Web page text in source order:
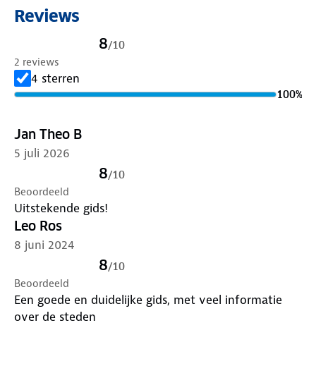
Reviews
8/10
2 reviews
4 sterren
100%
Jan Theo B
5 juli 2026
8/10
Beoordeeld
Uitstekende gids!
Leo Ros
8 juni 2024
8/10
Beoordeeld
Een goede en duidelijke gids, met veel informatie
over de steden